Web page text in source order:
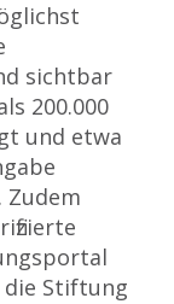
sichtbar
200.000
und etwa
Zudem
die Stiftung